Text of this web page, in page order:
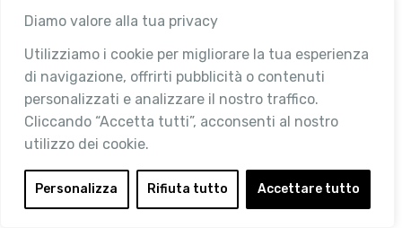
Diamo valore alla tua privacy
Utilizziamo i cookie per migliorare la tua esperienza
di navigazione, offrirti pubblicità o contenuti
personalizzati e analizzare il nostro traffico.
Cliccando “Accetta tutti”, acconsenti al nostro
utilizzo dei cookie.
Personalizza Rifiuta tutto Accettare tutto
Categories
Moncler tiene a battesimo il nuovo flagship store di
Parigi, in avenue Champs-Élysées. La nuova boutique
di Moncler, copre una superficie di oltre 1.000 metri
quadri, ed è progettata dallo …